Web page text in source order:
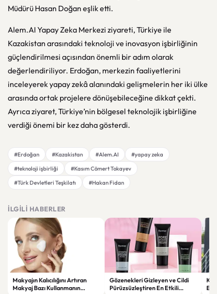
Müdürü Hasan Doğan eşlik etti.
Alem.AI Yapay Zeka Merkezi ziyareti, Türkiye ile
Kazakistan arasındaki teknoloji ve inovasyon işbirliğinin
güçlendirilmesi açısından önemli bir adım olarak
değerlendiriliyor. Erdoğan, merkezin faaliyetlerini
inceleyerek yapay zekâ alanındaki gelişmelerin her iki ülke
arasında ortak projelere dönüşebileceğine dikkat çekti.
Ayrıca ziyaret, Türkiye’nin bölgesel teknolojik işbirliğine
verdiği önemi bir kez daha gösterdi.
#Erdoğan #Kazakistan #Alem.AI
#yapay zeka
#teknoloji işbirliği
#Kasım Cömert Tokayev
#Türk Devletleri Teşkilatı
#Hakan Fidan
İLGILI HABERLER
Makyajın Kalıcılığını Artıran
Makyaj Bazı Kullanmanın
Gözenekleri Gizleyen ve Cildi
Pürüzsüzleştiren En Etkili